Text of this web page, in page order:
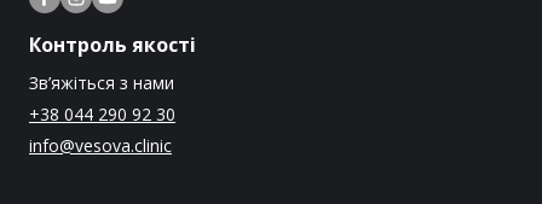
Контроль якості
Зв’яжіться з нами
+38 044 290 92 30
info@vesova.clinic